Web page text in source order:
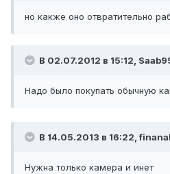
но какже оно отвратительно
В 02.07.2012 в 15:12,
Надо было покупать обычную
В 14.05.2013 в 16:22,
Нужна только камера и инет